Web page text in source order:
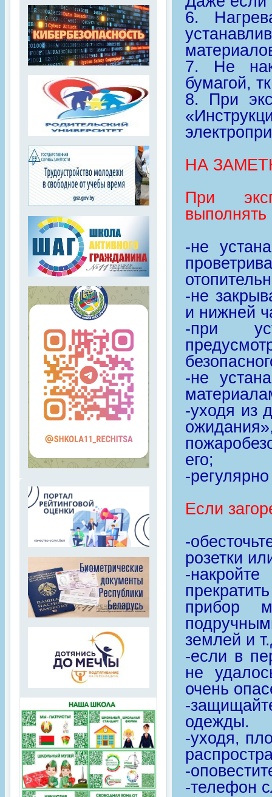
6.
7. Не
бумагой,
8. При
НА
При
-не
-не
и нижней
-при
-не
-уходя из
его;
-
Если
-
розетки
-
прибор
землей и
-если в
не
очень
-
одежды.
-уходя,
-
-телефон